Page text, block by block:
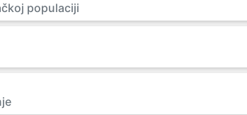
populaciji